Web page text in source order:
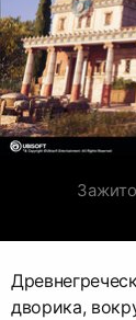
дворика,